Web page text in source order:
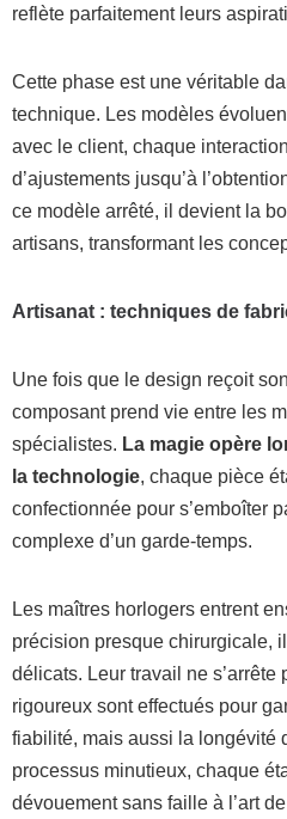
reflète parfaitement leurs
Cette phase est une véritable
technique. Les modèles
avec le client, chaque
d’ajustements jusqu’à
ce modèle arrêté, il devient la
artisans, transformant les
Artisanat : techniques de
Une fois que le design reçoit
composant prend vie entre les
spécialistes. La magie opère
la technologie, chaque pièce
confectionnée pour s’emboîter
complexe d’un garde-temps.
Les maîtres horlogers entrent
précision presque chirurgicale,
délicats. Leur travail ne s’arrête
rigoureux sont effectués pour
fiabilité, mais aussi la longévité
processus minutieux, chaque
dévouement sans faille à l’art